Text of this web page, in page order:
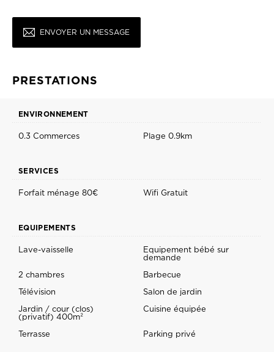
ENVOYER UN MESSAGE
PRESTATIONS
ENVIRONNEMENT
0.3 Commerces Plage 0.9km
SERVICES
Forfait ménage 80€ Wifi Gratuit
EQUIPEMENTS
Lave-vaisselle Equipement bébé sur
demande
2 chambres
Barbecue
Télévision
Salon de jardin
Jardin / cour (clos)
(privatif) 400m²
Cuisine équipée
Terrasse Parking privé